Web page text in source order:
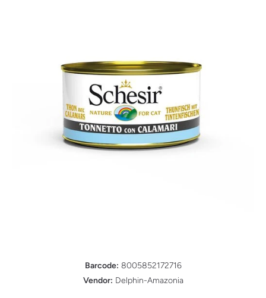
Barcode: 8005852172716
Vendor: Delphin-Amazonia